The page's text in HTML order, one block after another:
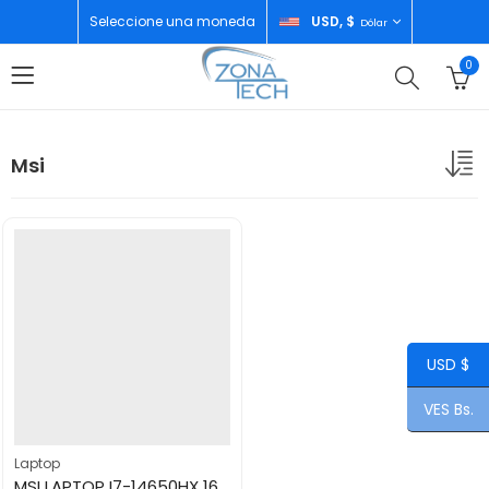
Seleccione una moneda USD, $ Dólar
0
Msi
Laptop
USD $
VES Bs.